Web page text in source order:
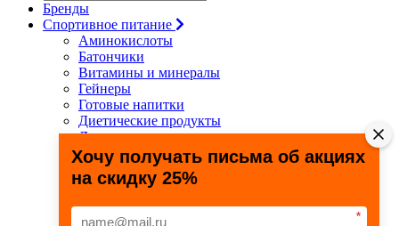
Бренды
Спортивное питание
Аминокислоты
Батончики
Витамины и минералы
Гейнеры
Готовые напитки
Диетические продукты
Для связок и суставов
Жиросжигатели
Здоровье и долголетие
Креатин
Специальные препараты
Хочу получать письма об акциях
на скидку 25%
*